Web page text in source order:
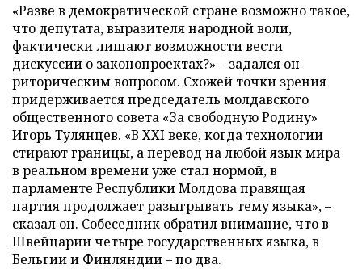
«Разве в демократической стране возможно такое,
что депутата, выразителя народной воли,
фактически лишают возможности вести
дискуссии о законопроектах?» – задался он
риторическим вопросом. Схожей точки зрения
придерживается председатель молдавского
общественного совета «За свободную Родину»
Игорь Тулянцев. «В XXI веке, когда технологии
стирают границы, а перевод на любой язык мира
в реальном времени уже стал нормой, в
парламенте Республики Молдова правящая
партия продолжает разыгрывать тему языка», –
сказал он. Собеседник обратил внимание, что в
Швейцарии четыре государственных языка, в
Бельгии и Финляндии – по два.